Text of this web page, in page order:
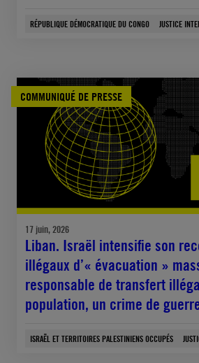
RÉPUBLIQUE DÉMOCRATIQUE DU CONGO JUSTICE
COMMUNIQUÉ DE PRESSE
17 juin, 2026
Liban. Israël intensifie son
illégaux d’« évacuation »
responsable de transfert
population, un crime de
ISRAËL ET TERRITOIRES PALESTINIENS OCCUPÉS